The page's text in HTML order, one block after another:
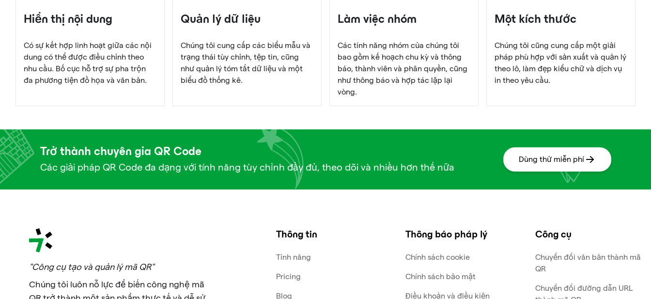
Hiển thị nội dung
Có sự kết hợp linh hoạt giữa các nội
dung có thể được điều chỉnh theo
nhu cầu. Bố cục hỗ trợ sự pha trộn
đa phương tiện đồ họa và văn bản.
Quản lý dữ liệu
Chúng tôi cung cấp các biểu mẫu và
trạng thái tùy chỉnh, tệp tin, cũng
như quản lý tóm tắt dữ liệu và một
biểu đồ thống kê.
Làm việc nhóm
Các tính năng nhóm của chúng tôi
bao gồm kế hoạch chu kỳ và thông
báo, thành viên và phân quyền, cũng
như thông báo và hợp tác lặp lại
vòng.
Một kích thước
Chúng tôi cũng cung cấp một giải
pháp phù hợp với sản xuất và quản lý
theo lô, làm đẹp kiểu chữ và dịch vụ
in theo yêu cầu.
Trở thành chuyên gia QR Code
Các giải pháp QR Code đa dạng với tính năng tùy chỉnh đầy đủ, theo dõi và nhiều hơn thế nữa
Dùng thử miễn phí
"Công cụ tạo và quản lý mã QR"
Chúng tôi luôn nỗ lực để biến công nghệ mã
Thông tin
Tính năng
Pricing
Blog
Thông báo pháp lý
Chính sách cookie
Chính sách bảo mật
Điều khoản và điều kiện
Công cụ
Chuyển đổi văn bản thành mã
QR
Chuyển đổi đường dẫn URL